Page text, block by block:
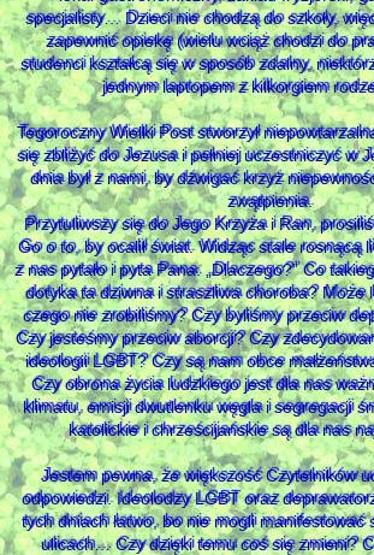
specjalisty… Dzieci nie chodzą do szkoły,
zapewnić opiekę (wielu wciąż chodzi do
studenci kształcą się w sposób zdalny,
jednym laptopem z kilkorgiem
Tegoroczny Wielki Post stworzył
się zbliżyć do Jezusa i pełniej uczestniczyć w
dnia był z nami, by dźwigać krzyż
zwątpienia.
Przytuliwszy się do Jego Krzyża i Ran,
Go o to, by ocalił świat. Widząc stale rosnącą
z nas pytało i pyta Pana: „Dlaczego?” Co
dotyka ta dziwna i straszliwa choroba? Może
czego nie zrobiliśmy? Czy byliśmy przeciw
Czy jesteśmy przeciw aborcji? Czy
ideologii LGBT? Czy są nam obce
Czy obrona życia ludzkiego jest dla nas
klimatu, emisji dwutlenku węgla i segregacji
katolickie i chrześcijańskie są dla nas
Jestem pewna, że większość Czytelników
odpowiedzi. Ideolodzy LGBT oraz
tych dniach łatwo, bo nie mogli manifestować
ulicach… Czy dzięki temu coś się zmieni?